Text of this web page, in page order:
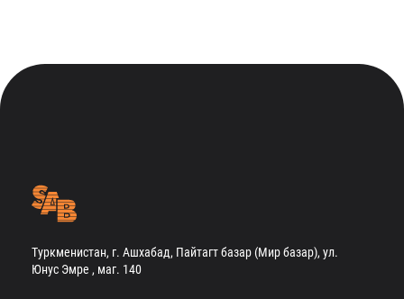
Туркменистан, г. Ашхабад, Пайтагт базар (Мир базар), ул.
Юнус Эмре , маг. 140